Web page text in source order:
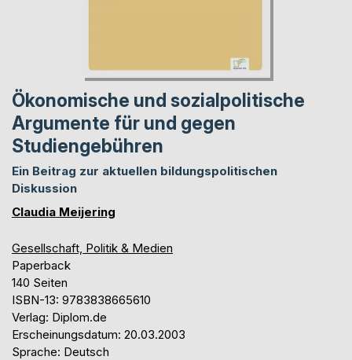
Ökonomische und sozialpolitische
Argumente für und gegen
Studiengebühren
Ein Beitrag zur aktuellen bildungspolitischen
Diskussion
Claudia Meijering
Gesellschaft, Politik & Medien
Paperback
140 Seiten
ISBN-13: 9783838665610
Verlag: Diplom.de
Erscheinungsdatum: 20.03.2003
Sprache: Deutsch